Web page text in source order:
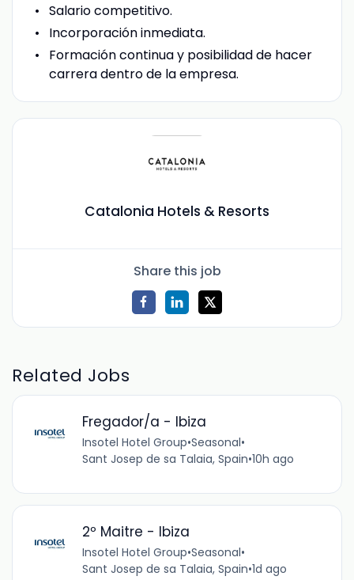
Salario competitivo.
Incorporación inmediata.
Formación continua y posibilidad de hacer
carrera dentro de la empresa.
Catalonia Hotels & Resorts
Share this job
Related Jobs
Fregador/a - Ibiza
Insotel Hotel Group•Seasonal•
Sant Josep de sa Talaia, Spain•10h ago
2º Maitre - Ibiza
Insotel Hotel Group•Seasonal•
Sant Josep de sa Talaia, Spain•1d ago